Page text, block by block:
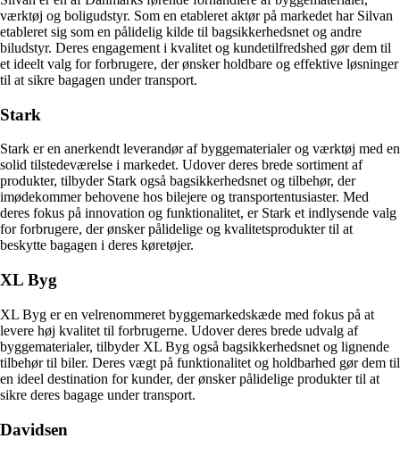
værktøj og boligudstyr. Som en etableret aktør på markedet har Silvan
etableret sig som en pålidelig kilde til bagsikkerhedsnet og andre
biludstyr. Deres engagement i kvalitet og kundetilfredshed gør dem til
et ideelt valg for forbrugere, der ønsker holdbare og effektive løsninger
til at sikre bagagen under transport.
Stark
Stark er en anerkendt leverandør af byggematerialer og værktøj med en
solid tilstedeværelse i markedet. Udover deres brede sortiment af
produkter, tilbyder Stark også bagsikkerhedsnet og tilbehør, der
imødekommer behovene hos bilejere og transportentusiaster. Med
deres fokus på innovation og funktionalitet, er Stark et indlysende valg
for forbrugere, der ønsker pålidelige og kvalitetsprodukter til at
beskytte bagagen i deres køretøjer.
XL Byg
XL Byg er en velrenommeret byggemarkedskæde med fokus på at
levere høj kvalitet til forbrugerne. Udover deres brede udvalg af
byggematerialer, tilbyder XL Byg også bagsikkerhedsnet og lignende
tilbehør til biler. Deres vægt på funktionalitet og holdbarhed gør dem til
en ideel destination for kunder, der ønsker pålidelige produkter til at
sikre deres bagage under transport.
Davidsen